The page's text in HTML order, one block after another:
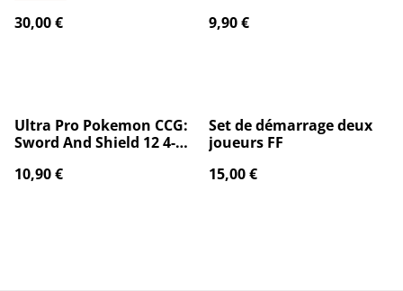
30,00 €
9,90 €
Ultra Pro Pokemon CCG:
Sword And Shield 12 4-
10,90 €
Set de démarrage deux
joueurs FF
15,00 €